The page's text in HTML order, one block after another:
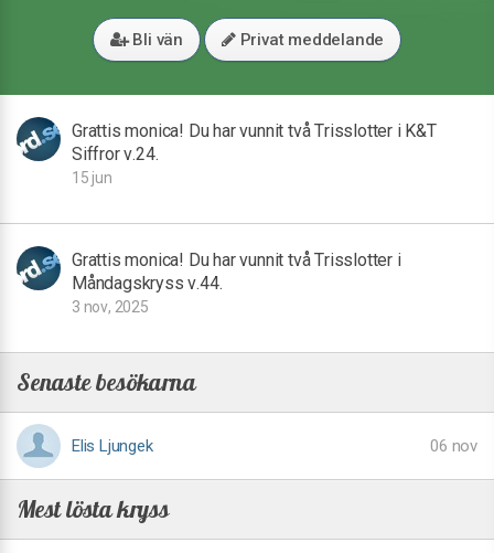
Bli vän Privat meddelande
Grattis monica! Du har vunnit två Trisslotter i K&T
Siffror v.24.
15 jun
Grattis monica! Du har vunnit två Trisslotter i
Måndagskryss v.44.
3 nov, 2025
Senaste besökarna
Elis Ljungek 06 nov
Mest lösta kryss